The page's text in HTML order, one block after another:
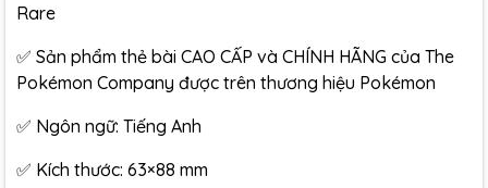
Rare
✅ Sản phẩm thẻ bài CAO CẤP và CHÍNH HÃNG của The
Pokémon Company được trên thương hiệu Pokémon
✅ Ngôn ngữ: Tiếng Anh
✅ Kích thước: 63×88 mm